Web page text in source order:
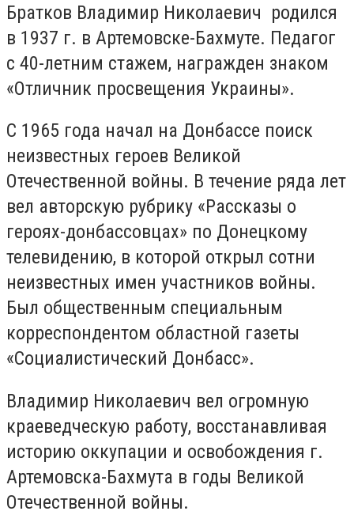
Братков Владимир Николаевич родился
в 1937 г. в Артемовске-Бахмуте. Педагог
с 40-летним стажем, награжден знаком
«Отличник просвещения Украины».
С 1965 года начал на Донбассе поиск
неизвестных героев Великой
Отечественной войны. В течение ряда лет
вел авторскую рубрику «Рассказы о
героях-донбассовцах» по Донецкому
телевидению, в которой открыл сотни
неизвестных имен участников войны.
Был общественным специальным
корреспондентом областной газеты
«Социалистический Донбасс».
Владимир Николаевич вел огромную
краеведческую работу, восстанавливая
историю оккупации и освобождения г.
Артемовска-Бахмута в годы Великой
Отечественной войны.